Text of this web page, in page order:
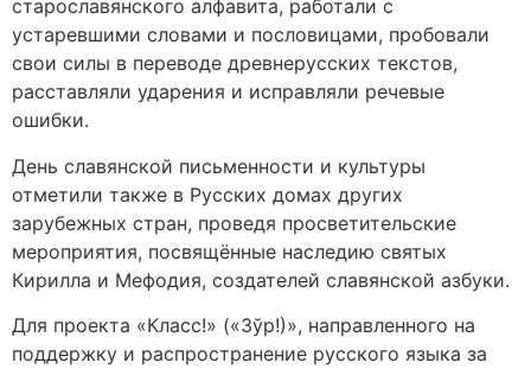
старославянского алфавита, работали с
устаревшими словами и пословицами, пробовали
свои силы в переводе древнерусских текстов,
расставляли ударения и исправляли речевые
ошибки.
День славянской письменности и культуры
отметили также в Русских домах других
зарубежных стран, проведя просветительские
мероприятия, посвящённые наследию святых
Кирилла и Мефодия, создателей славянской азбуки.
Для проекта «Класс!» («Зўр!)», направленного на
поддержку и распространение русского языка за